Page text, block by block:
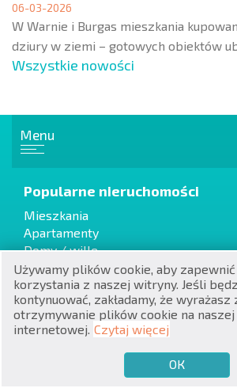
$
₽
₴
zł
06-03-2026
W Warnie i Burgas mieszkania
dziury w ziemi – gotowych obiektów
Wszystkie nowości
Menu
Popularne nieruchomości
Mieszkania
Apartamenty
Domy / wille
Domy na wsi / w mieście
Rynek wtórny
Od dewelopera
Używamy plików cookie, aby
korzystania z naszej witryny. Jeśli
kontynuować, zakładamy, że wyrażasz
otrzymywanie plików cookie na
internetowej. Czytaj więcej
ОК